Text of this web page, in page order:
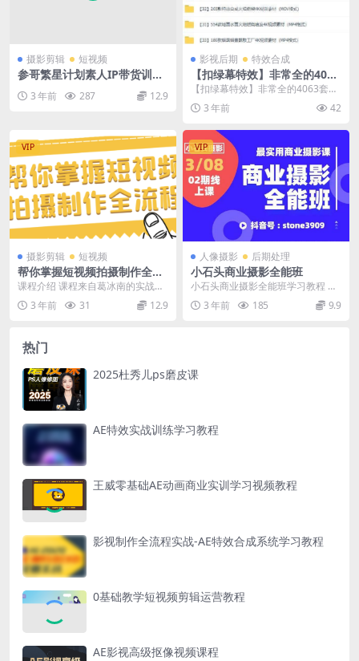
摄影剪辑 短视频
参哥繁星计划素人IP带货训练
3 年前 287 12.9
影视后期 特效合成
【扣绿幕特效】非常全的4063
套视频特效素材分享
【扣绿幕特效】非常全的4063套视
频特效素材分享 玩这方面的兄弟可
以存一份，素材...
3 年前 42
VIP
摄影剪辑 短视频
帮你掌握短视频拍摄制作全流
程
课程介绍 课程来自葛冰南的实战短
视频掌握方法，价值980元。帮助
你掌握短视频拍摄...
3 年前 31 12.9
VIP
人像摄影 后期处理
小石头商业摄影全能班
小石头商业摄影全能班学习教程 颠
覆你的摄影思维，让你一张图片提
升10倍议价，从3...
3 年前 185 9.9
热门
2025杜秀儿ps磨皮课
AE特效实战训练学习教程
王威零基础AE动画商业实训学习视频教程
影视制作全流程实战-AE特效合成系统学习教程
0基础教学短视频剪辑运营教程
AE影视高级抠像视频课程